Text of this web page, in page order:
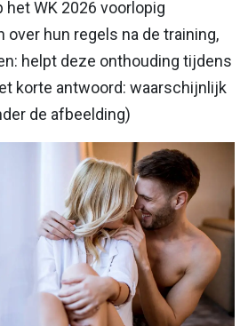
WK 2026 voorlopig
over hun regels na de training,
helpt deze onthouding tijdens
korte antwoord: waarschijnlijk
de afbeelding)